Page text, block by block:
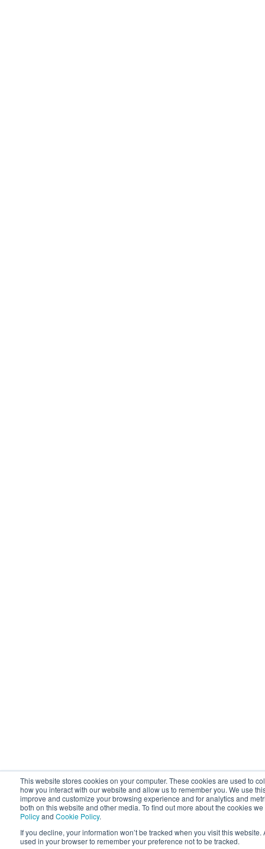
This website stores cookies on your computer. These cookies are used to
how you interact with our website and allow us to remember you. We use
improve and customize your browsing experience and for analytics and
both on this website and other media. To find out more about the cookies
Policyand Cookie Policy.
If you decline, your information won’t be tracked when you visit this
used in your browser to remember your preference not to be tracked.